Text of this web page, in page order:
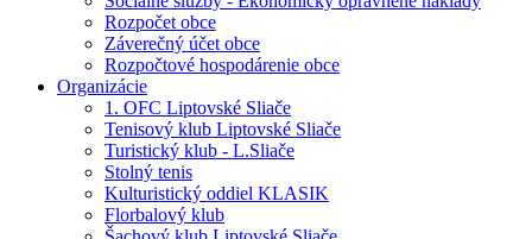
Rozpočet obce
Záverečný účet obce
Rozpočtové hospodárenie obce
Organizácie
1. OFC Liptovské Sliače
Tenisový klub Liptovské Sliače
Turistický klub - L.Sliače
Stolný tenis
Kulturistický oddiel KLASIK
Florbalový klub